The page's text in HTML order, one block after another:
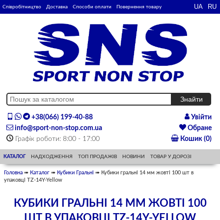
Співробітництво Доставка Способи оплати Повернення товару
+38(066) 199-40-88
info@sport-non-stop.com.ua
Графік роботи: 8:00 - 17:00
Увійти
Обране
Кошик (0)
КАТАЛОГ НАДХОДЖЕННЯ ТОП ПРОДАЖІВ НОВИНИ ТОВАР У ДОРОЗІ
Головна ➠ Каталог ➠ Кубики Гральні ➠ Кубики гральні 14 мм жовті 100 шт в
упаковці TZ-14Y-Yellow
КУБИКИ ГРАЛЬНІ 14 ММ ЖОВТІ 100